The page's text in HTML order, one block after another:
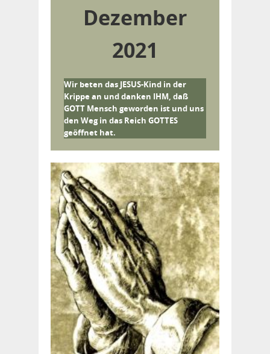
Dezember
2021
Wir beten das JESUS-Kind in der
Krippe an und danken IHM, daß
GOTT Mensch geworden ist und uns
den Weg in das Reich GOTTES
geöffnet hat.